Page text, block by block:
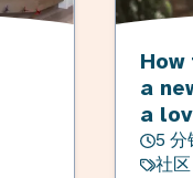
a
a
5 分
社区